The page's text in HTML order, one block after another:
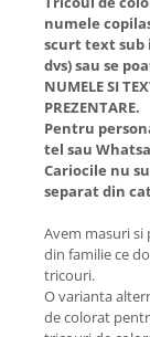
numele
scurt text sub
dvs) sau se
NUMELE SI
PREZENTARE.
Pentru
tel sau
Cariocile nu
separat din
Avem masuri si
din familie ce
tricouri.
O varianta
de colorat